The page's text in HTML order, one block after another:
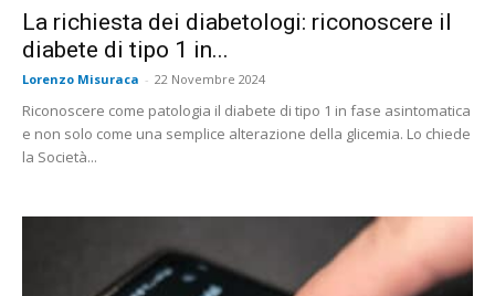
La richiesta dei diabetologi: riconoscere il
diabete di tipo 1 in...
Lorenzo Misuraca - 22 Novembre 2024
Riconoscere come patologia il diabete di tipo 1 in fase asintomatica
e non solo come una semplice alterazione della glicemia. Lo chiede
la Società...